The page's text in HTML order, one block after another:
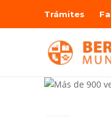
Trámites